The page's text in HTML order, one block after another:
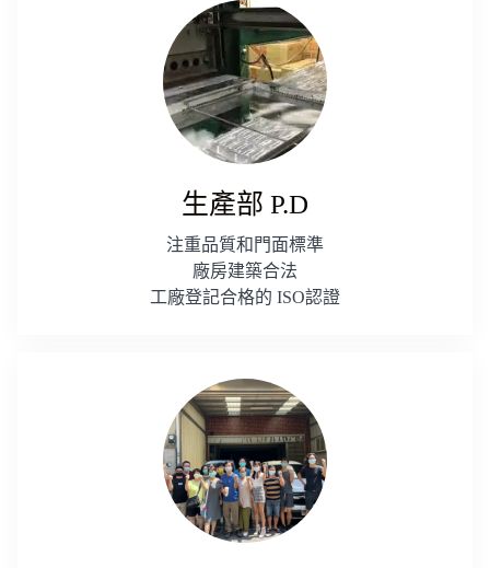
生產部 P.D
注重品質和門面標準
廠房建築合法
工廠登記合格的 ISO認證